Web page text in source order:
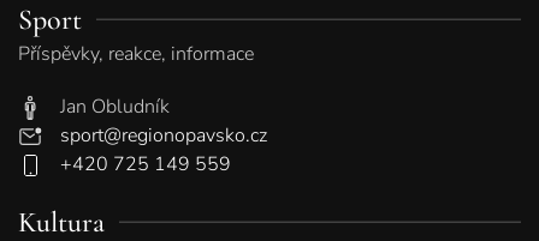
Sport
Příspěvky, reakce, informace
Jan Obludník
sport@regionopavsko.cz
+420 725 149 559
Kultura